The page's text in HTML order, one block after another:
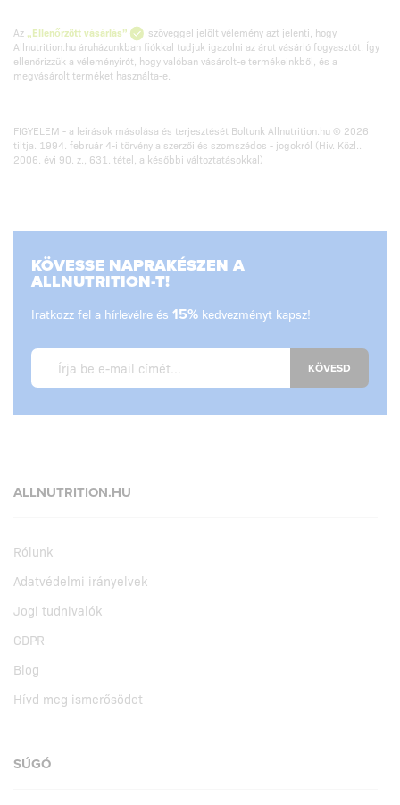
Az „Ellenőrzött vásárlás”
szöveggel jelölt vélemény azt jelenti, hogy
Allnutrition.hu áruházunkban fiókkal tudjuk igazolni az árut vásárló fogyasztót. Így
ellenőrizzük a véleményírót, hogy valóban vásárolt-e termékeinkből, és a
megvásárolt terméket használta-e.
FIGYELEM - a leírások másolása és terjesztését Boltunk Allnutrition.hu © 2026
tiltja. 1994. február 4-i törvény a szerzői és szomszédos - jogokról (Hiv. Közl..
2006. évi 90. z., 631. tétel, a későbbi változtatásokkal)
KÖVESSE NAPRAKÉSZEN A
ALLNUTRITION-T!
Iratkozz fel a hírlevélre és 15% kedvezményt kapsz!
KÖVESD
ALLNUTRITION.HU
Rólunk
Adatvédelmi irányelvek
Jogi tudnivalók
GDPR
Blog
Hívd meg ismerősödet
SÚGÓ